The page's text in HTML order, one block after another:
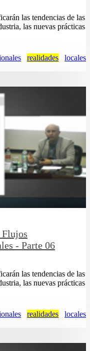
las tendencias de las
las nuevas prácticas
realidades locales
- Parte 06
las tendencias de las
las nuevas prácticas
realidades locales